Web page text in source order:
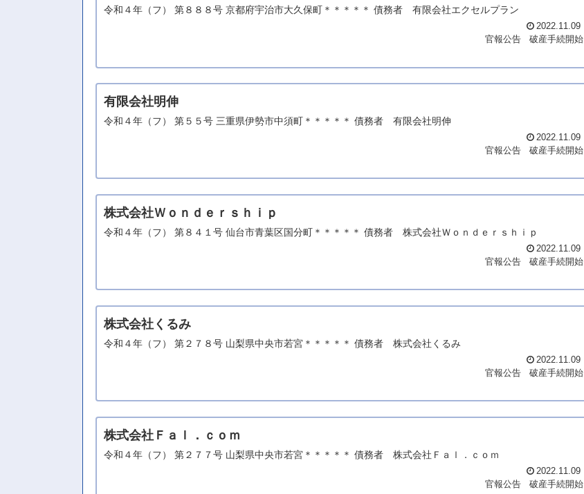
令和４年（フ） 第８８８号 京都府宇治市大久保町＊＊＊＊＊ 債務者 有限会社エクセルプラン
2022.11.09
官報公告
破産手続開始
有限会社明伸
令和４年（フ） 第５５号 三重県伊勢市中須町＊＊＊＊＊ 債務者 有限会社明伸
2022.11.09
官報公告
破産手続開始
株式会社Ｗｏｎｄｅｒｓｈｉｐ
令和４年（フ） 第８４１号 仙台市青葉区国分町＊＊＊＊＊ 債務者 株式会社Ｗｏｎｄｅｒｓｈｉｐ
2022.11.09
官報公告
破産手続開始
株式会社くるみ
令和４年（フ） 第２７８号 山梨県中央市若宮＊＊＊＊＊ 債務者 株式会社くるみ
2022.11.09
官報公告
破産手続開始
株式会社Ｆａｌ．ｃｏｍ
令和４年（フ） 第２７７号 山梨県中央市若宮＊＊＊＊＊ 債務者 株式会社Ｆａｌ．ｃｏｍ
2022.11.09
官報公告
破産手続開始